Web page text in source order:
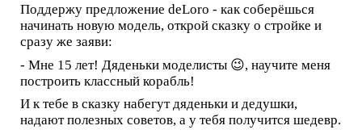
Поддержу предложение deLoro - как соберёшься
начинать новую модель, открой сказку о стройке и
сразу же заяви:
- Мне 15 лет! Дяденьки моделисты 😉, научите меня
построить классный корабль!
И к тебе в сказку набегут дяденьки и дедушки,
надают полезных советов, а у тебя получится шедевр.